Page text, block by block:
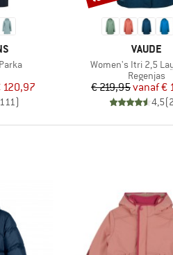
prijs
120,97
111)
MERK
VAUDE
Artikel
Women's Itri 2,5
Regenjas
Prijs
€ 219,95vanaf€
4,5(